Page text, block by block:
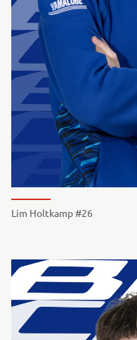
Lim Holtkamp #26